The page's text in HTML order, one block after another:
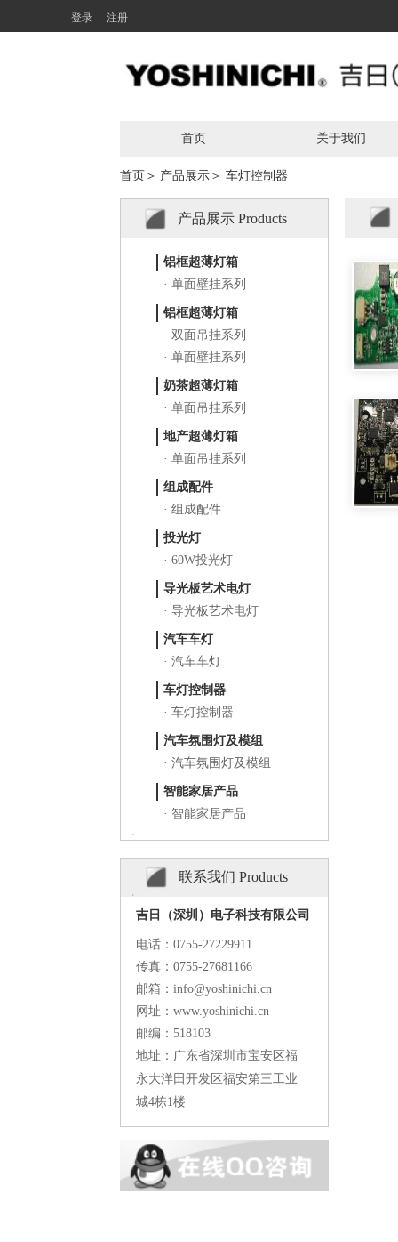
登录 注册
首页 关于我们
首页＞ 产品展示＞ 车灯控制器
产品展示 Products
铝框超薄灯箱
· 单面壁挂系列
· 双面吊挂系列
奶茶超薄灯箱
· 单面吊挂系列
· 单面吊挂系列
投光灯
联系我们 Products
吉日（深圳）电子科技有限公司
电话： 0755-27229911
传真： 0755-27681166
邮箱：info@yoshinichi.cn
网址：www.yoshinichi.cn
邮编：518103
地址：广东省深圳市宝安区福
永大洋田开发区福安第三工业
城4栋1楼
铝框超薄灯箱
· 单面壁挂系列
地产超薄灯箱
组成配件
· 组成配件
· 60W投光灯
导光板艺术电灯
· 导光板艺术电灯
汽车车灯
车灯控制器
· 汽车车灯
· 车灯控制器
汽车氛围灯及模组
· 汽车氛围灯及模组
智能家居产品
· 智能家居产品